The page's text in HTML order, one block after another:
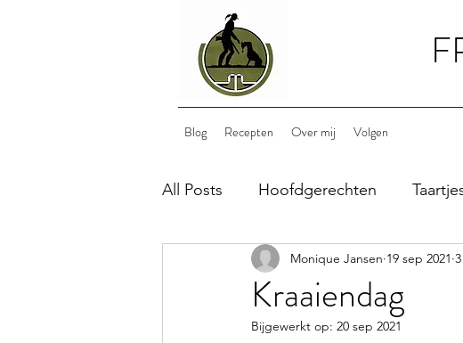
Blog Recepten Over mij Volgen
All Posts Hoofdgerechten
Bijgerechten Nagerechten
wild
Kraaiendag
Monique Jansen 19 sep 2021
Bijgewerkt op: 20 sep 2021